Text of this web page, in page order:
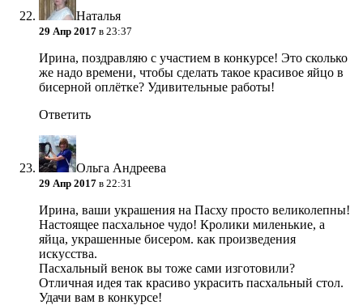
Наталья
29 Апр 2017 в 23:37
Ирина, поздравляю с участием в конкурсе! Это сколько
же надо времени, чтобы сделать такое красивое яйцо в
бисерной оплётке? Удивительные работы!
Ответить
Ольга Андреева
29 Апр 2017 в 22:31
Ирина, ваши украшения на Пасху просто великолепны!
Настоящее пасхальное чудо! Кролики миленькие, а
яйца, украшенные бисером. как произведения
искусства.
Пасхальный венок вы тоже сами изготовили?
Отличная идея так красиво украсить пасхальный стол.
Удачи вам в конкурсе!